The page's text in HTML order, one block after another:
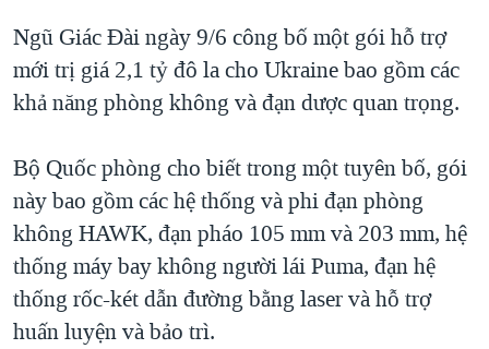
THỂ THAO
GIÁO DỤC
GROUND ZERO – XƯA VÀ NAY
CHI PHÍ CHIẾN TRANH AFGHANISTAN
CÁC GIÁ TRỊ CỘNG HÒA Ở VIỆT NAM
TRỊNH VĨNH BÌNH VS. CHÍNH PHỦ VIỆT NAM
NGƯ DÂN VIỆT VÀ LÀN SÓNG TRỘM HẢI SÂM
BÊN KIA QUỐC LỘ: TIẾNG VỌNG TỪ NÔNG THÔN MỸ
QUAN HỆ VIỆT MỸ
Ngũ Giác Đài ngày 9/6 công bố một gói hỗ trợ
mới trị giá 2,1 tỷ đô la cho Ukraine bao gồm các
khả năng phòng không và đạn dược quan trọng.
Bộ Quốc phòng cho biết trong một tuyên bố, gói
này bao gồm các hệ thống và phi đạn phòng
không HAWK, đạn pháo 105 mm và 203 mm, hệ
thống máy bay không người lái Puma, đạn hệ
thống rốc-két dẫn đường bằng laser và hỗ trợ
huấn luyện và bảo trì.